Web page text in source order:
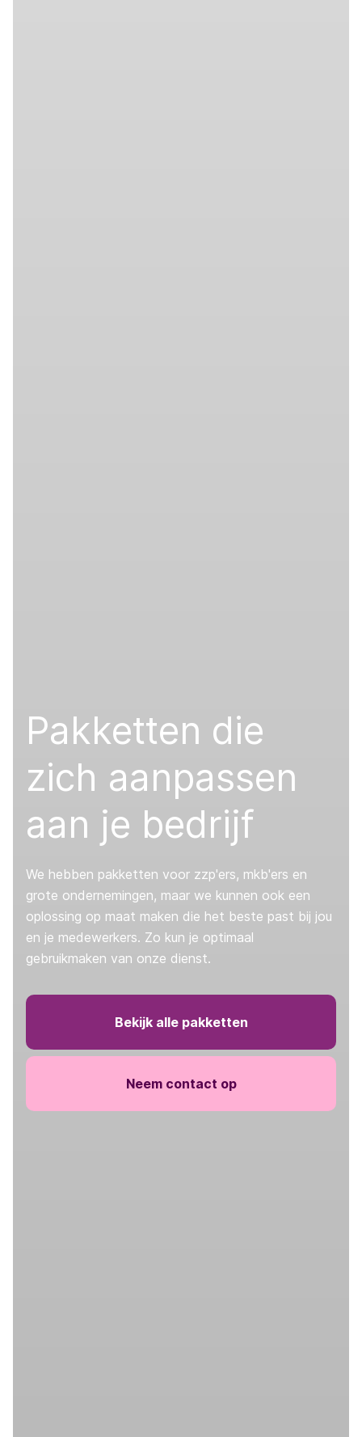
Pakketten die
zich aanpassen
aan je bedrijf
We hebben pakketten voor zzp'ers, mkb'ers en
grote ondernemingen, maar we kunnen ook een
oplossing op maat maken die het beste past bij jou
en je medewerkers. Zo kun je optimaal
gebruikmaken van onze dienst.
Bekijk alle pakketten
Neem contact op